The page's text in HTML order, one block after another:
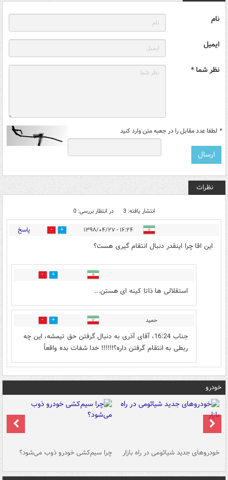
نام
ایمیل
نظر شما *
* لطفا عدد مقابل را در جعبه متن وارد کنید
نظرات
انتشار یافته: 3 در انتظار بررسی: 0
۱۶:۲۴ - ۱۳۹۸/۰۴/۲۷ 3 پاسخ
این اقا چرا اینقدر دنبال انتقام گیری هست؟
5
استقلالی ها ذاتا کینه ای هستن...
حمید 4
جناب 16:24، آقای آذری به دنبال گرفتن حق تیمشه، این چه
ربطی به انتقام گرفتن داره؟!!!!!! خدا شفات بده واقعاً
خودرو
خودروهای جدید شیائومی در راه بازار چرا سیم‌کشی خودرو ذوب می‌شود؟